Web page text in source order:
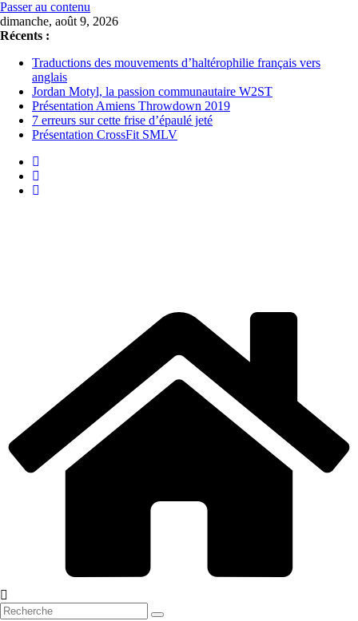
Passer au contenu
dimanche, août 9, 2026
Récents :
Traductions des mouvements d’haltérophilie français vers
anglais
Jordan Motyl, la passion communautaire W2ST
Présentation Amiens Throwdown 2019
7 erreurs sur cette frise d’épaulé jeté
Présentation CrossFit SMLV